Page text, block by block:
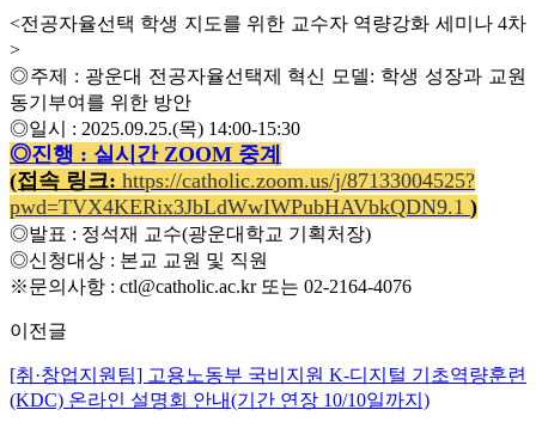
<전공자율선택 학생 지도를 위한 교수자 역량강화 세미나 4차
>
◎주제 : 광운대 전공자율선택제 혁신 모델: 학생 성장과 교원
동기부여를 위한 방안
◎일시 : 2025.09.25.(목) 14:00-15:30
◎진행 : 실시간ZOOM 중계
(접속 링크: https://catholic.zoom.us/j/87133004525?
pwd=TVX4KERix3JbLdWwIWPubHAVbkQDN9.1 )
◎발표 : 정석재 교수(광운대학교 기획처장)
◎신청대상 : 본교 교원 및 직원
※문의사항 : ctl@catholic.ac.kr 또는 02-2164-4076
이전글
[취·창업지원팀] 고용노동부 국비지원 K-디지털 기초역량훈련
(KDC) 온라인 설명회 안내(기간 연장 10/10일까지)